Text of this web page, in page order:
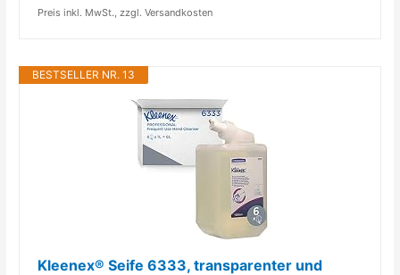
Preis inkl. MwSt., zzgl. Versandkosten
BESTSELLER NR. 13
Kleenex® Seife 6333, transparenter und